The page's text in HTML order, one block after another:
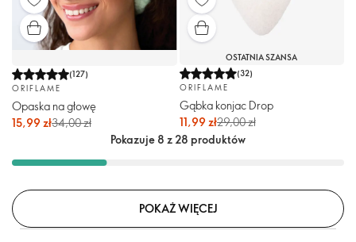
(127)
ORIFLAME
Opaska na głowę
15,99 zł34,00 zł
OSTATNIA SZANSA
(32)
ORIFLAME
Gąbka konjac Drop
11,99 zł29,00 zł
Pokazuje 8 z 28 produktów
POKAŻ WIĘCEJ